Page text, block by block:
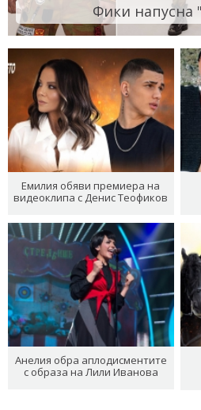
Фики напусна
Емилия обяви премиера на
видеоклипа с Денис Теофиков
Анелия обра аплодисментите
с образа на Лили Иванова